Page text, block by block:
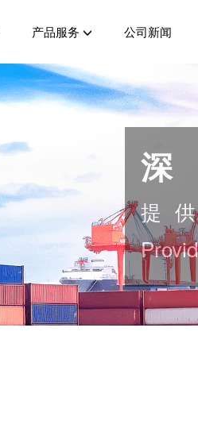
产品服务 公司新闻
提